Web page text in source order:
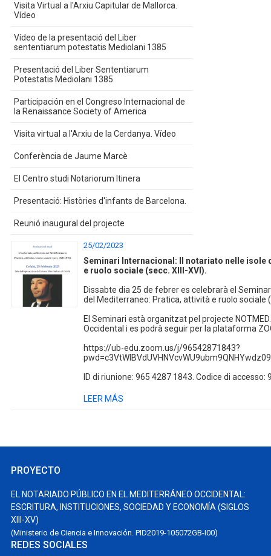
Visita Virtual a l'Arxiu Capitular de Mallorca.
Vídeo
Vídeo de la presentació del Liber
sententiarum potestatis Mediolani 1385
Presentació del Liber Sententiarum
Potestatis Mediolani 1385
Participación en el Congreso Internacional de
la Renaissance Society of America
Visita virtual a l'Arxiu de la Cerdanya. Vídeo
Conferència de Jaume Marcè
El Centro studi Notariorum Itinera
Presentació: Històries d'infants de Barcelona.
Reunió inaugural del projecte
25/02/2023
Seminari Internacional: Il notariato nelle
e ruolo sociale (secc. XIII-XVI).
Dissabte dia 25 de febrer es celebrarà el
del Mediterraneo: Pratica, attività e ruolo sociale
El Seminari està organitzat pel projecte
Occidental i es podrà seguir per la plataforma
https://ub-edu.zoom.us/j/96542871843?
pwd=c3VtWlBVdUVHNVcvWU9ubm9QNHYwdz09
ID di riunione: 965 4287 1843. Codice di accesso:
LEER MÁS
PROYECTO
EL NOTARIADO PÚBLICO EN EL MEDITERRÁNEO OCCIDENTAL:
ESCRITURA, INSTITUCIONES, SOCIEDAD Y ECONOMÍA (SIGLOS
XIII-XV)
(Ministerio de Ciencia e Innovación. PID2019-105072GB-I00)
REDES SOCIALES